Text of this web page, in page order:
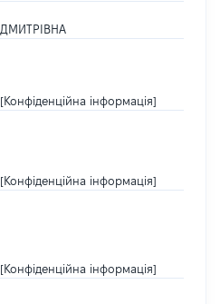
ДМИТРІВНА
[Конфіденційна інформація]
[Конфіденційна інформація]
[Конфіденційна інформація]